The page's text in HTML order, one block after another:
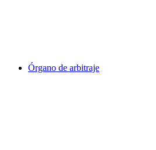
Órgano de arbitraje